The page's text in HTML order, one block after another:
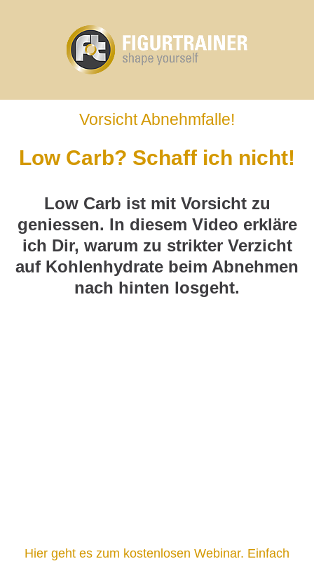
Vorsicht Abnehmfalle!
Low Carb? Schaff ich nicht!
Low Carb ist mit Vorsicht zu
geniessen. In diesem Video erkläre
ich Dir, warum zu strikter Verzicht
auf Kohlenhydrate beim Abnehmen
nach hinten losgeht.
Hier geht es zum kostenlosen Webinar. Einfach